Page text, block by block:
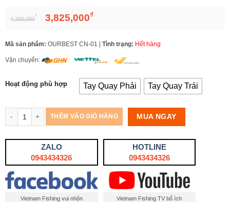
4,200,000
₫
Giá
4,200,000₫.
3,825,000₫Giá
tại
là:
3,825,000₫.
Mã sản phẩm: OURBEST CN-01 Tình trạng: Hết hàng
Vận chuyển:
Hoạt động phù hợp Tay Quay Phải Tay Quay Trái
Số lượng THÊM VÀO GIỎ HÀNG MUA NGAY
ZALO
0943434326
HOTLINE
0943434326
Vietnam Fishing vui nhộn Vietnam Fishing TV bổ ích